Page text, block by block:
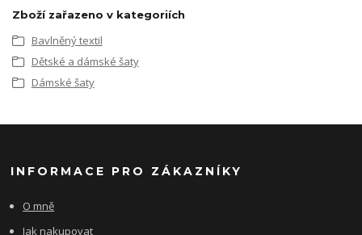
Zboží zařazeno v kategoriích
Bavlněný textil
Dětské a dámské šaty
Dámské šaty
INFORMACE PRO ZÁKAZNÍKY
O mně
Jak nakupovat